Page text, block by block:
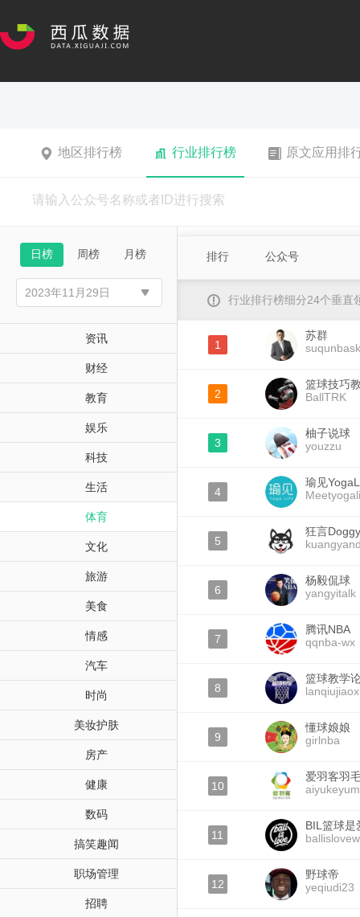
地区排行榜 行业排行榜 原文应用排
日榜 周榜 月榜
资讯
财经
教育
娱乐
科技
生活
体育
文化
旅游
美食
情感
汽车
时尚
美妆护肤
房产
健康
数码
搞笑趣闻
职场管理
招聘
排行 公众号
行业排行榜细分24个垂直
1
苏群
2
篮球技巧
BallTRK
3
柚子说球
youzzu
4
瑜见
5
狂言Doggy
6
杨毅侃球
yangyitalk
7
腾讯NBA
qqnba-wx
8
篮球教学
9
懂球娘娘
girlnba
10
爱羽客羽
11
BIL篮球是
12
野球帝
yeqiudi23